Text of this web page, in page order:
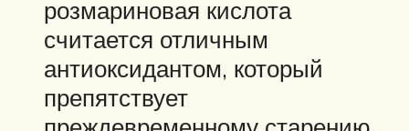
розмариновая кислота
считается отличным
антиоксидантом, который
препятствует